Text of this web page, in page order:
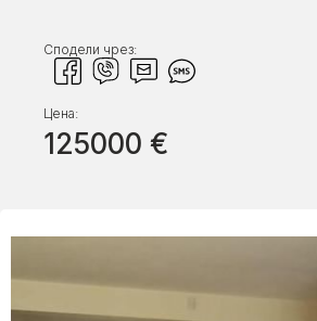
Сподели чрез:
Цена:
125000 €